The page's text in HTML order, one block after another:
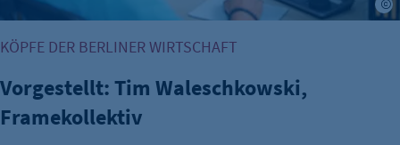
KÖPFE DER BERLINER WIRTSCHAFT
Vorgestellt: Tim Waleschkowski,
Framekollektiv